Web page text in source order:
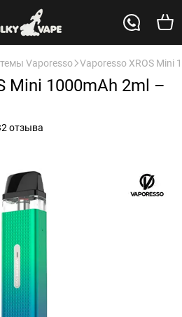
Vaporesso Vaporesso XROS Mini
Mini 1000mAh 2ml –
отзыва